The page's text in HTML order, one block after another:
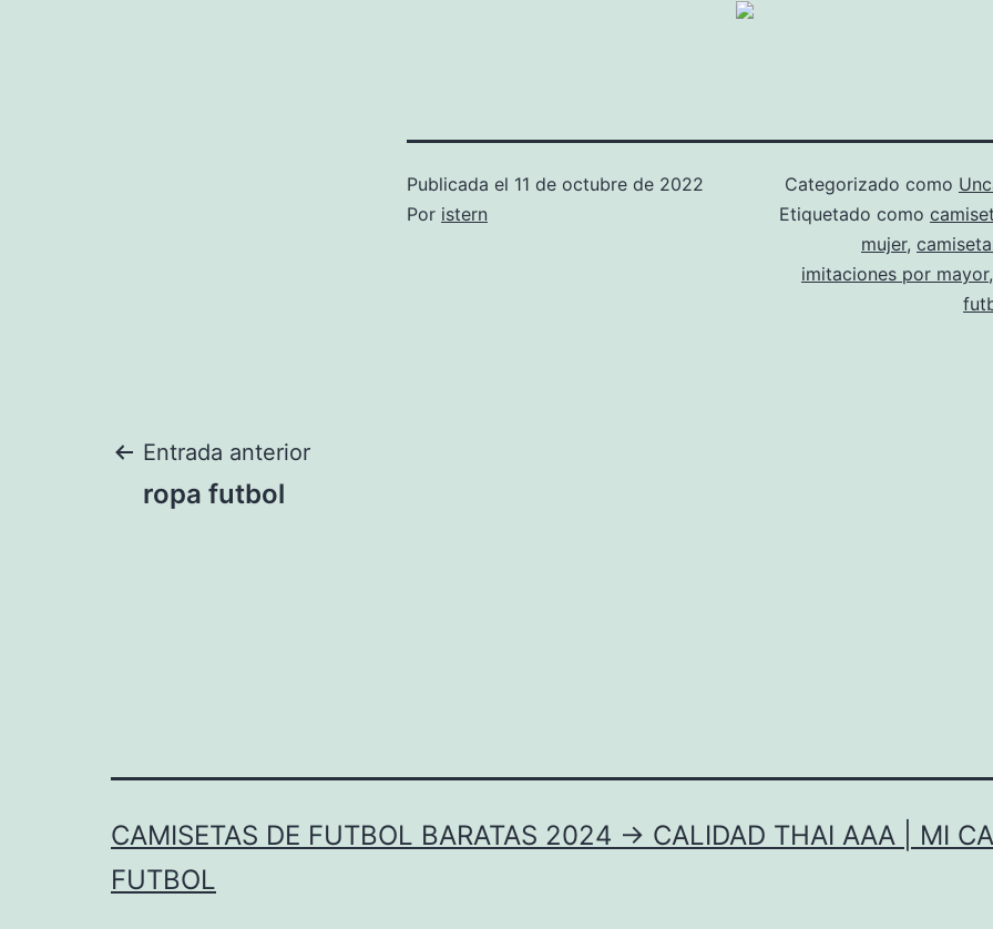
Publicada el 11 de octubre de 2022
Por istern
Categorizado como
Etiquetado como
mujer,
imitaciones por mayor,
Navegación
Entrada anterior
ropa futbol
CAMISETAS DE FUTBOL BARATAS 2024 → CALIDAD THAI AAA | MI
FUTBOL